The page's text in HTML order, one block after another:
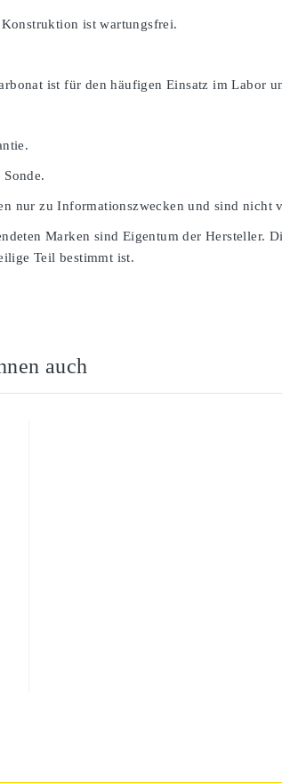
ist wartungsfrei.
ist für den häufigen Einsatz im Labor
nur zu Informationszwecken und sind nicht
Marken sind Eigentum der Hersteller.
Teil bestimmt ist.
auch